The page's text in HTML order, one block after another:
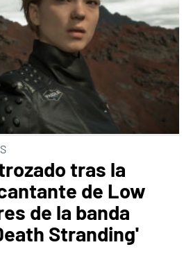
tras la
de Low
de la banda
Stranding'